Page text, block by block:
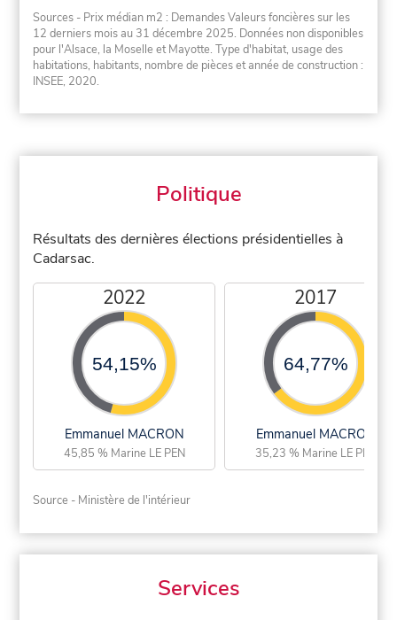
Sources - Prix médian m2 : Demandes Valeurs foncières sur les
12 derniers mois au 31 décembre 2025. Données non disponibles
pour l'Alsace, la Moselle et Mayotte. Type d'habitat, usage des
habitations, habitants, nombre de pièces et année de construction :
INSEE, 2020.
Politique
Résultats des dernières élections présidentielles à
Cadarsac.
2022
54,15%
Emmanuel MACRON
45,85 % Marine LE PEN
2017
64,77%
Emmanuel MACRON
35,23 % Marine LE PEN
Source - Ministère de l'intérieur
Services